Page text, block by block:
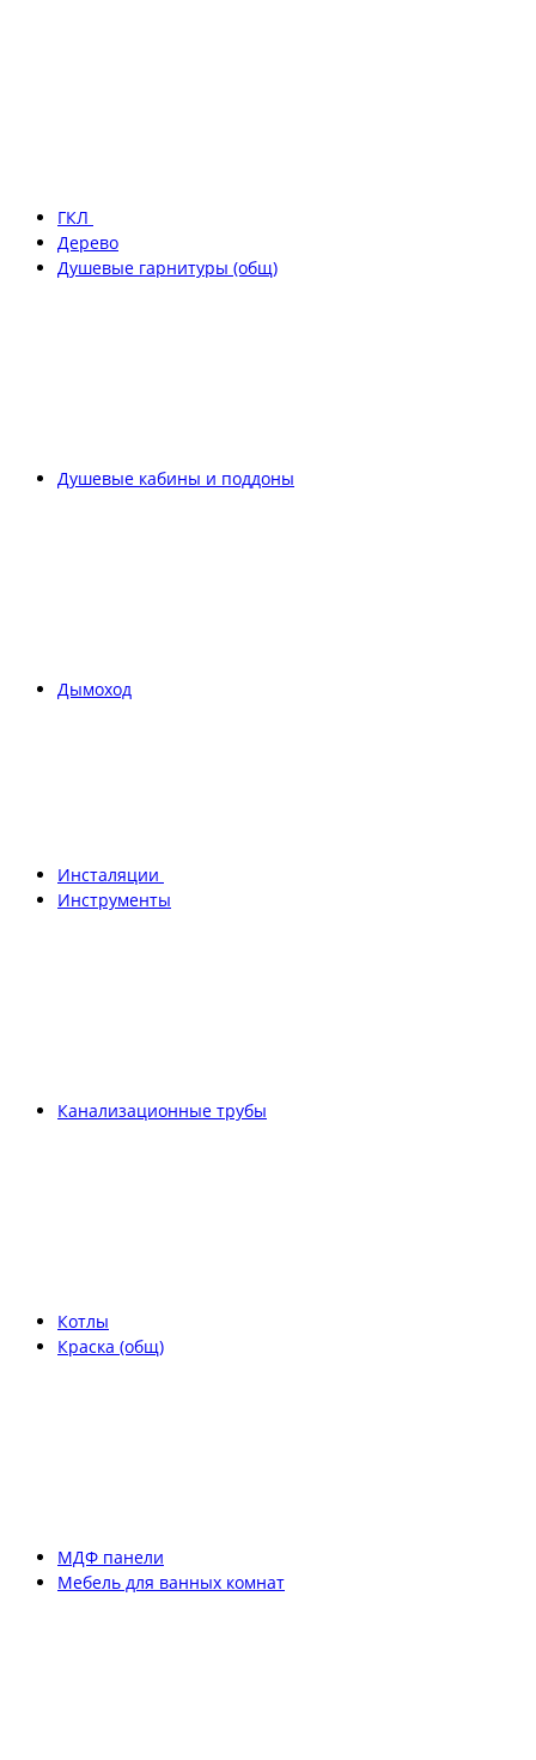
ГКЛ
Дерево
Душевые гарнитуры (общ)
Душевые кабины и поддоны
Дымоход
Инсталяции
Инструменты
Канализационные трубы
Котлы
Краска (общ)
МДФ панели
Мебель для ванных комнат